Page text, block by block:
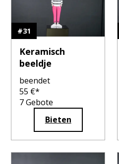
#31
Keramisch
beeldje
beendet
55 €*
7Gebote
Bieten